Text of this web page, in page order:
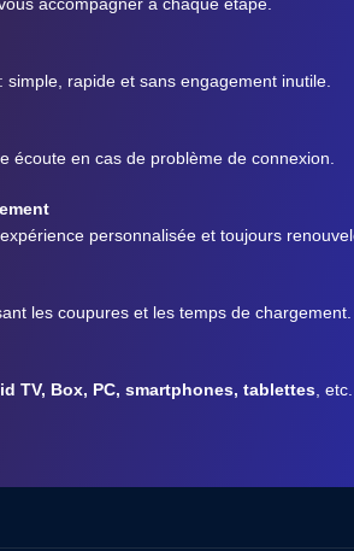
simple, rapide et sans engagement inutile.
écoute en cas de problème de connexion.
expérience personnalisée et toujours
les coupures et les temps de chargement.
TV, Box, PC, smartphones, tablettes , etc.